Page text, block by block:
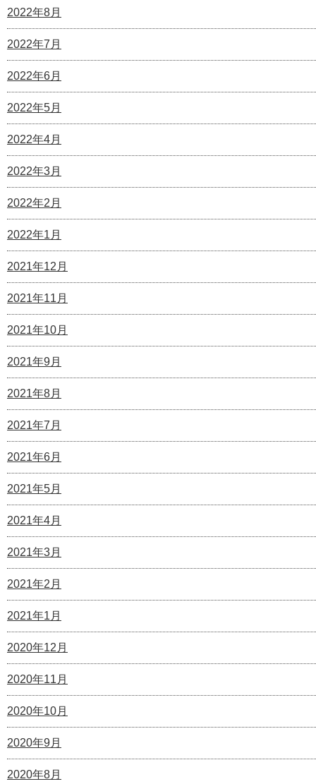
2022年8月
2022年7月
2022年6月
2022年5月
2022年4月
2022年3月
2022年2月
2022年1月
2021年12月
2021年11月
2021年10月
2021年9月
2021年8月
2021年7月
2021年6月
2021年5月
2021年4月
2021年3月
2021年2月
2021年1月
2020年12月
2020年11月
2020年10月
2020年9月
2020年8月